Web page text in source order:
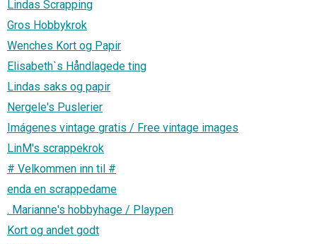
Lindas Scrapping
Gros Hobbykrok
Wenches Kort og Papir
Elisabeth`s Håndlagede ting
Lindas saks og papir
Nergele's Puslerier
Imágenes vintage gratis / Free vintage images
LinM's scrappekrok
# Velkommen inn til #
enda en scrappedame
. Marianne's hobbyhage / Playpen
Kort og andet godt